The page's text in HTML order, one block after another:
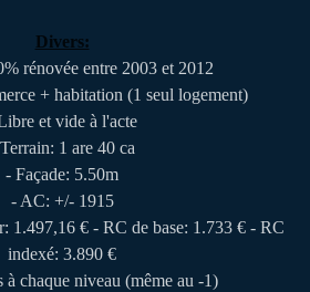
Divers:
rénovée entre 2003 et 2012
+ habitation (1 seul logement)
et vide à l'acte
1 are 40 ca
- Façade: 5.50m
- AC: +/- 1915
1.497,16 € - RC de base: 1.733 € - RC
indexé: 3.890 €
à chaque niveau (même au -1)